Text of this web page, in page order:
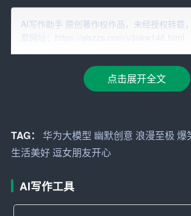
了脚步。李明心中暗自盘算，如何才能让
忘，让小雨的每一天都充满笑容。于是，
列精心挑选的爆笑段子，希望能逗乐这个
段子一：史上最慢快递
达’吗？”李明故作神秘地问。小雨好奇地
快递小哥也想给女朋友一个惊喜啊！他会
你的笑容一样。’”话音刚落，小雨忍不住“
AI写作助手 原创著作权作品，未经授权转载
章网址：https://aixzzs.com/v3okw146.html
点击展开全文
TAG： 华为大模型 幽默创意 浪漫至极 爆
生活美好 逗女朋友开心
AI写作工具